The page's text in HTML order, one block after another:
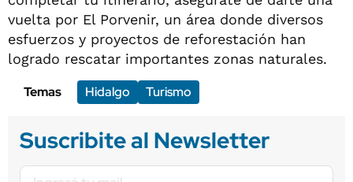
vuelta por El Porvenir, un área donde diversos
esfuerzos y proyectos de reforestación han
logrado rescatar importantes zonas naturales.
Temas
Hidalgo Turismo
Suscribite al Newsletter